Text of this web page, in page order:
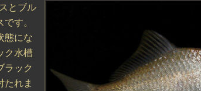
とブル
す。
態にな
ク水槽
ラック
れま